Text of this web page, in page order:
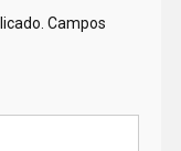
Campos